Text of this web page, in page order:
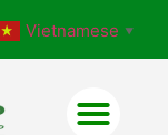
Vietnamese ▼